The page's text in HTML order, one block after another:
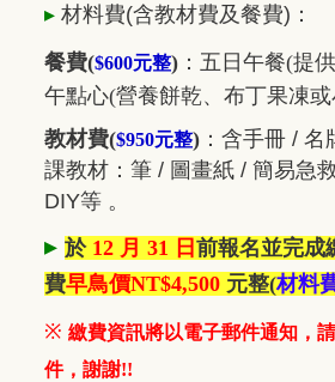
▸ 材料費(含教材費及餐費) ：
餐費($600元整) ：五日 午餐(提
午點心(營養餅乾、布丁果凍或
教材費($950元整) ： 含手冊 / 名
課教材：筆 / 圖畫紙 / 簡易急
DIY等 。
▸ 於 12 月 31 日 前報名並完成
費早鳥價NT$4,500 元整(材料
※ 繳費資訊將以電子郵件通知，
件，謝謝!!